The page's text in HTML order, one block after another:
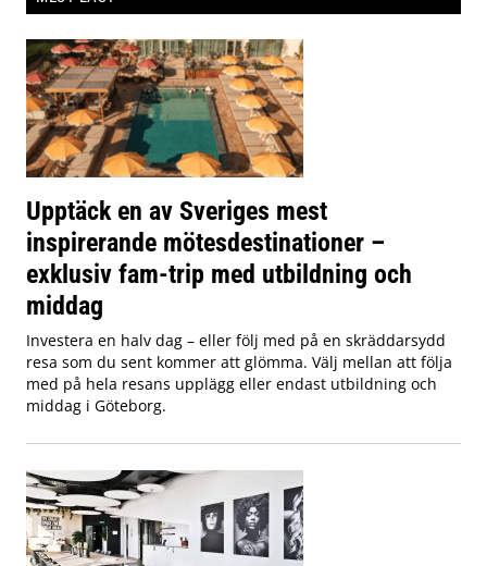
Upptäck en av Sveriges mest
inspirerande mötesdestinationer –
exklusiv fam-trip med utbildning och
middag
Investera en halv dag – eller följ med på en skräddarsydd
resa som du sent kommer att glömma. Välj mellan att följa
med på hela resans upplägg eller endast utbildning och
middag i Göteborg.